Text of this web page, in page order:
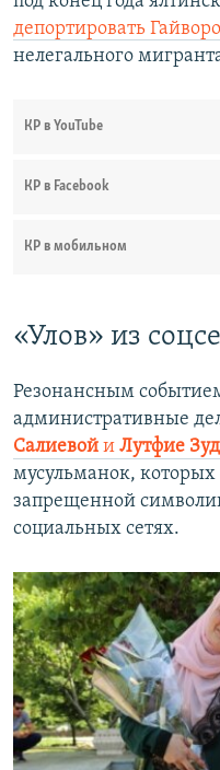
депортировать
нелегального
КР в YouTube
КР в Facebook
КР в мобильном
«Улов» из
Резонансным
административные
Салиевой и Лутфие
мусульманок,
запрещенной
социальных сетях.